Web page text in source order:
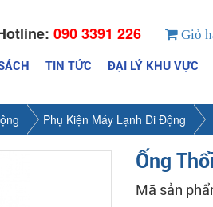
090 3391 226 Giỏ
TIN TỨC ĐẠI LÝ KHU VỰC
Phụ Kiện Máy Lạnh Di Động
Ống
Mã sản